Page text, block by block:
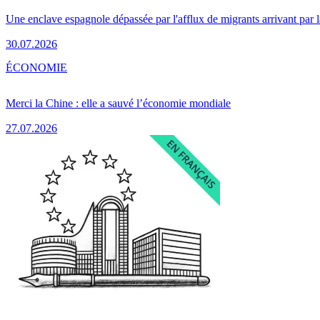
Une enclave espagnole dépassée par l'afflux de migrants arrivant par
30.07.2026
Merci la Chine : elle a sauvé l’économie mondiale
27.07.2026
ÉCONOMIE